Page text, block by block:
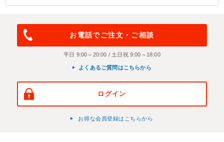
お電話でご注文・ご相談
平日 9:00～20:00 / 土日祝 9:00～18:00
よくあるご質問はこちらから
ログイン
お得な会員登録はこちらから